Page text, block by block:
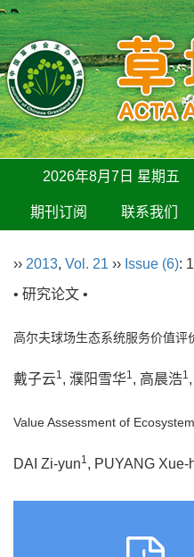
2026年8月7日 星期五
期刊订阅 联系我们
›› 2013, Vol. 21 ›› Issue (6):
• 研究论文 •
高尔夫球场生态系统服务价值评
戴子云1, 濮阳雪华1, 高晨浩1
Value Assessment of
DAI Zi-yun1, PUYANG Xue-